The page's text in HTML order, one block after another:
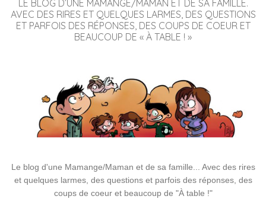
LE BLOG D’UNE MAMANGE/MAMAN ET DE SA FAMILLE.
AVEC DES RIRES ET QUELQUES LARMES, DES QUESTIONS
ET PARFOIS DES RÉPONSES, DES COUPS DE COEUR ET
BEAUCOUP DE « À TABLE ! »
Le blog d'une Mamange/Maman et de sa famille... Avec des rires
et quelques larmes, des questions et parfois des réponses, des
coups de coeur et beaucoup de "À table !"